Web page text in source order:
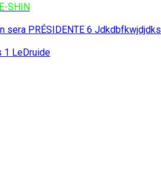
E-SHIN
sera PRÉSIDENTE 6 Jdkdbfkwjdjdks
1 LeDruide